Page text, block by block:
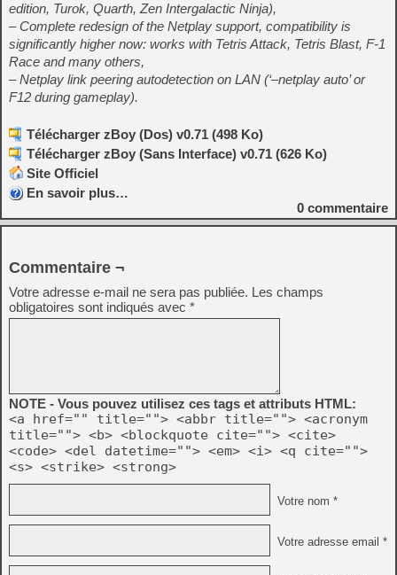
edition, Turok, Quarth, Zen Intergalactic Ninja),
– Complete redesign of the Netplay support, compatibility is
significantly higher now: works with Tetris Attack, Tetris Blast, F-1
Race and many others,
– Netplay link peering autodetection on LAN (‘–netplay auto’ or
F12 during gameplay).
Télécharger zBoy (Dos) v0.71 (498 Ko)
Télécharger zBoy (Sans Interface) v0.71 (626 Ko)
Site Officiel
En savoir plus…
0 commentaire
Commentaire ¬
Votre adresse e-mail ne sera pas publiée. Les champs
obligatoires sont indiqués avec *
NOTE - Vous pouvez utilisez ces tags et attributs HTML:
<a href="" title=""> <abbr title=""> <acronym
title=""> <b> <blockquote cite=""> <cite>
<code> <del datetime=""> <em> <i> <q cite="">
<s> <strike> <strong>
Votre nom *
Votre adresse email *